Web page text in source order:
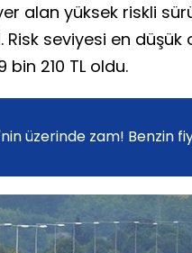
alan yüksek riskli
Risk seviyesi en
210 TL oldu.
üzerinde zam! Benzin